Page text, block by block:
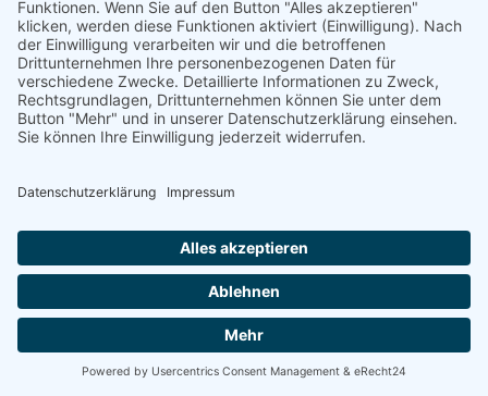
Maximale Energieeffizienz für Ihr
Unternehmen
Willkommen bei Energetische Sanierung Bayern –
Ihrem Experten für Photovoltaik für Unternehmen in
Abensberg, speziell für Gewerbekunden und Betriebe
Full-Service-Ansatz garantiert Ihnen eine sorgenfreie
bis zur finalen Inbetriebnahme.
100% kostenloses Erstgespräch